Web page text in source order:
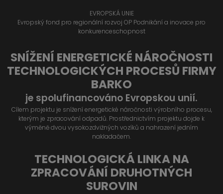
EVROPSKÁ UNIE
Evropský fond pro regionální rozvoj OP Podnikání a inovace pro
konkurenceschopnost
SNÍŽENÍ ENERGETICKÉ NÁROČNOSTI
TECHNOLOGICKÝCH PROCESŮ FIRMY
BARKO
je spolufinancováno Evropskou unií.
Cílem projektu je snížení energetické náročnosti výrobního procesu,
kterým je zpracování odpadů. Prostřednictvím projektu dojde k
výměně dvou vysokozdvižných vozíků a nahrazení jedním
nakladačem.
TECHNOLOGICKÁ LINKA NA
ZPRACOVÁNÍ DRUHOTNÝCH
SUROVIN